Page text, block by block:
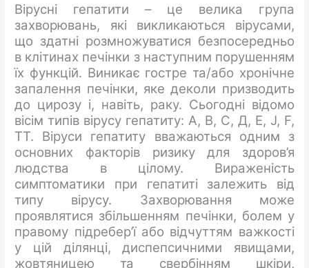
Вірусні гепатити – це велика група
захворювань, які викликаються вірусами,
що здатні розмножуватися безпосередньо
в клітинах печінки з наступним порушенням
їх функцій. Виникає гостре та/або хронічне
запалення печінки, яке деколи призводить
до цирозу і, навіть, раку. Сьогодні відомо
вісім типів вірусу гепатиту: А, В, С, Д, Е, J, F,
ТТ. Віруси гепатиту вважаються одним з
основних факторів ризику для здоров’я
людства в цілому. Вираженість
симптоматики при гепатиті залежить від
типу вірусу. Захворювання може
проявлятися збільшенням печінки, болем у
правому підребер’ї або відчуттям важкості
у цій ділянці, диспепсичними явищами,
жовтяницею та свербінням шкіри,